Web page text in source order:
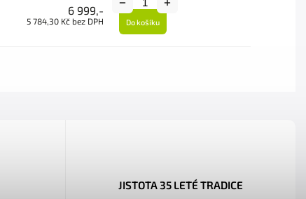
6 999,-
5 784,30 Kč bez DPH Do košíku
JISTOTA 35 LETÉ TRADICE